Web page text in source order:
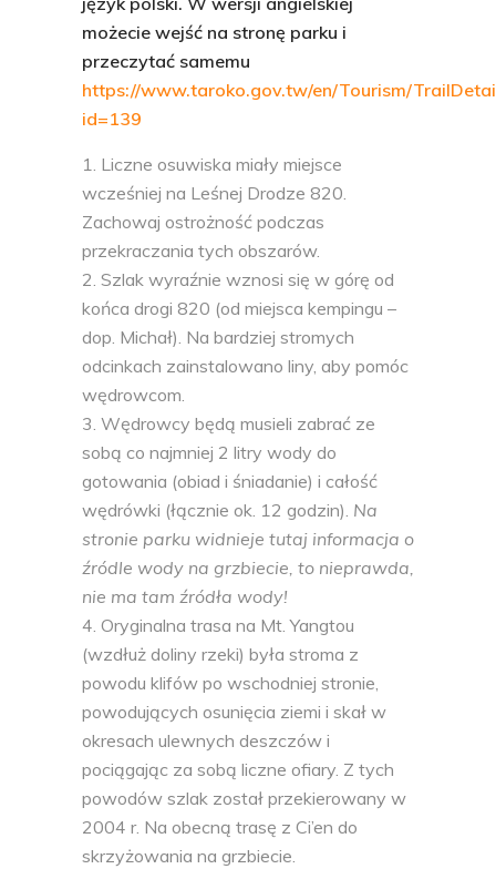
możecie wejść na stronę parku i
przeczytać samemu
https://www.taroko.gov.tw/en/Tourism/
id=139
Liczne osuwiska miały miejsce
wcześniej na Leśnej Drodze 820.
Zachowaj ostrożność podczas
przekraczania tych obszarów.
Szlak wyraźnie wznosi się w górę od
końca drogi 820 (od miejsca kempingu –
dop. Michał). Na bardziej stromych
odcinkach zainstalowano liny, aby pomóc
wędrowcom.
Wędrowcy będą musieli zabrać ze
sobą co najmniej 2 litry wody do
gotowania (obiad i śniadanie) i całość
wędrówki (łącznie ok. 12 godzin). Na
stronie parku widnieje tutaj informacja o
źródle wody na grzbiecie, to nieprawda,
nie ma tam źródła wody!
Oryginalna trasa na Mt. Yangtou
(wzdłuż doliny rzeki) była stroma z
powodu klifów po wschodniej stronie,
powodujących osunięcia ziemi i skał w
okresach ulewnych deszczów i
pociągając za sobą liczne ofiary. Z tych
powodów szlak został przekierowany w
2004 r. Na obecną trasę z Ci’en do
skrzyżowania na grzbiecie.